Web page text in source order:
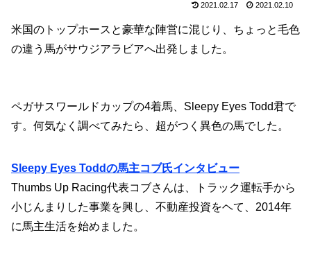
2021.02.17 2021.02.10
米国のトップホースと豪華な陣営に混じり、ちょっと毛色
の違う馬がサウジアラビアへ出発しました。
ペガサスワールドカップの4着馬、Sleepy Eyes Todd君で
す。何気なく調べてみたら、超がつく異色の馬でした。
Sleepy Eyes Toddの馬主コブ氏インタビュー
Thumbs Up Racing代表コブさんは、トラック運転手から
小じんまりした事業を興し、不動産投資をヘて、2014年
に馬主生活を始めました。